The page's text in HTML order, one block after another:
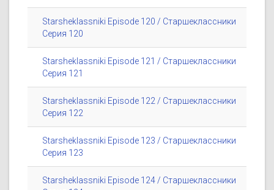
Starsheklassniki Episode 120 / Старшеклассники
Серия 120
Starsheklassniki Episode 121 / Старшеклассники
Серия 121
Starsheklassniki Episode 122 / Старшеклассники
Серия 122
Starsheklassniki Episode 123 / Старшеклассники
Серия 123
Starsheklassniki Episode 124 / Старшеклассники